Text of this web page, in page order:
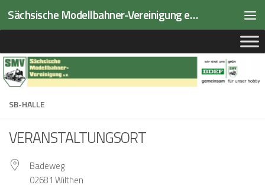
Zum Inhalt springen Sächsische Modellbahner-Vereinigung e.V.
SB-HALLE
VERANSTALTUNGSORT
Badeweg
02681 Wilthen